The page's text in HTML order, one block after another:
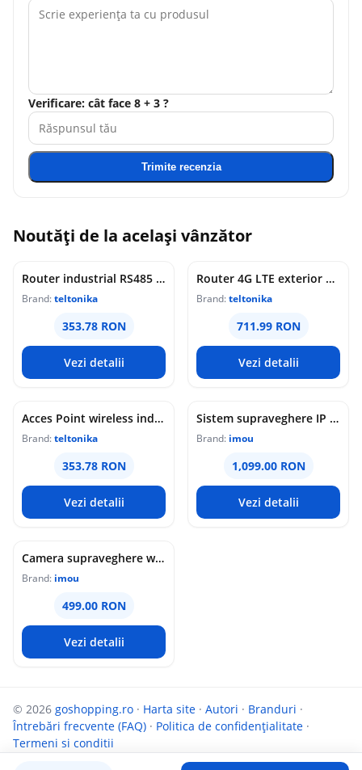
Verificare: cât face 8 + 3 ?
Trimite recenzia
Noutăți de la același vânzător
Router industrial RS485 Teltonika RUT145, WiFi 4, 2x porturi Ethernet 10/100 Mbps, 1x RP-SMA, PoE pasiv, maganement de la distanta, montaj sina DIN
Brand:teltonika
353.78 RON
Vezi detalii
Router 4G LTE exterior Teltonika OTD144, WiFi, Cat 4, 150 Mbps, 2x porturi Ethernet, dual SIM, PoE, management de la distanta
Brand:teltonika
711.99 RON
Vezi detalii
Acces Point wireless industrial Teltonika DAP145, RS485, WiFi 4, Mesh, STA, 1x antena RP-SMA, 2x LAN 10/100 Mbps, PoE pasiv, sina DIN
Brand:teltonika
353.78 RON
Vezi detalii
Sistem supraveghere IP WiFi 6 cu panou solar Imou Full Color AOV AIR 2, 2 camere, 5MP, slot card, microfon/difuzor, IR/lumina alba 15m, 5000mAh, detectie om/vehicul, sirena
Brand: imou
1,099.00 RON
Vezi detalii
Camera supraveghere wireless IP PT Imou Titan Pro 4G LTE Active Deterrence IPC-U7LP-6T0T, 6 MP, 3.6 mm, IR 30 m, microfon si difuzor, slot card, night vision color, auto-tracking, detectie miscare, alarma, PoE
Brand: imou
499.00 RON
Vezi detalii
© 2026 goshopping.ro · Harta site · Autori · Branduri ·
Întrebări frecvente (FAQ) · Politica de confidențialitate ·
Termeni si conditii